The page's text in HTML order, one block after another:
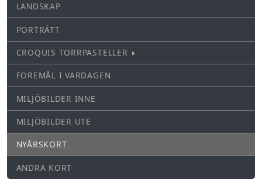
LANDSKAP
PORTRÄTT
CROQUIS TORRPASTELLER
FÖREMÅL I VARDAGEN
MILJÖBILDER INNE
MILJÖBILDER UTE
NYÅRSKORT
ANDRA KORT